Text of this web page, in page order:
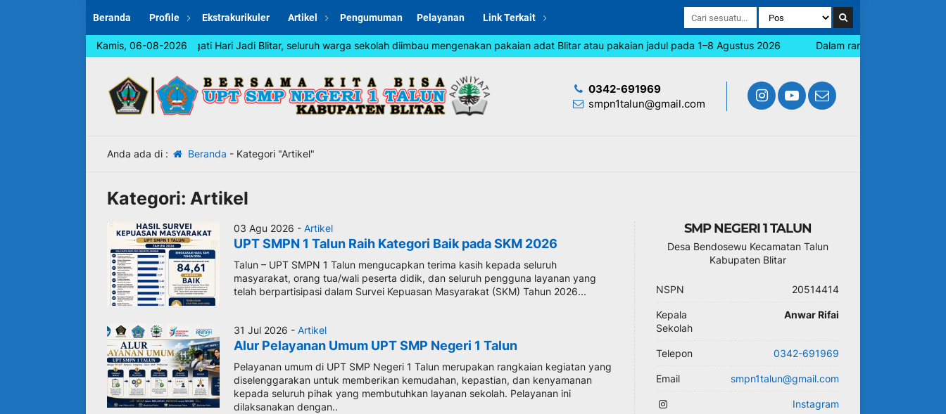
Beranda Profile Ekstrakurikuler Artikel Pengumuman Pelayanan Link Terkait
Kamis, 06-08-2026
Dalam rangka memperingati Hari Jadi Blitar, seluruh warga sekolah diimbau mengenakan pakaian adat Blitar atau pakaian jadul pada 1–8 Agustus 2026 Dalam rangka memperingati
0342-691969
smpn1talun@gmail.com
Anda ada di : Beranda - Kategori "Artikel"
Kategori: Artikel
03 Agu 2026 - Artikel
UPT SMPN 1 Talun Raih Kategori Baik pada SKM 2026
Talun – UPT SMPN 1 Talun mengucapkan terima kasih kepada seluruh
masyarakat, orang tua/wali peserta didik, dan seluruh pengguna layanan yang
telah berpartisipasi dalam Survei Kepuasan Masyarakat (SKM) Tahun 2026...
31 Jul 2026 - Artikel
Alur Pelayanan Umum UPT SMP Negeri 1 Talun
Pelayanan umum di UPT SMP Negeri 1 Talun merupakan rangkaian kegiatan yang
diselenggarakan untuk memberikan kemudahan, kepastian, dan kenyamanan
kepada seluruh pihak yang membutuhkan layanan sekolah. Pelayanan ini
dilaksanakan dengan..
SMP NEGERI 1 TALUN
Desa Bendosewu Kecamatan Talun
Kabupaten Blitar
NSPN 20514414
Kepala
Sekolah
Anwar Rifai
Telepon 0342-691969
Email smpn1talun@gmail.com
Instagram